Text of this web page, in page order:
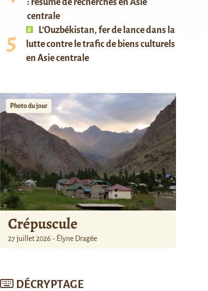
: résumé de recherches en Asie
centrale
L’Ouzbékistan, fer de lance dans la
lutte contre le trafic de biens culturels
en Asie centrale
Photo du jour
Crépuscule
27 juillet 2026 - Élyne Dragée
DÉCRYPTAGE